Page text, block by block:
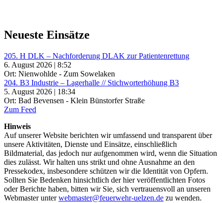
Neueste Einsätze
205. H DLK – Nachforderung DLAK zur Patientenrettung
6. August 2026 | 8:52
Ort: Nienwohlde - Zum Sowelaken
204. B3 Industrie – Lagerhalle // Stichworterhöhung B3
5. August 2026 | 18:34
Ort: Bad Bevensen - Klein Bünstorfer Straße
Zum Feed
Hinweis
Auf unserer Website berichten wir umfassend und transparent über
unsere Aktivitäten, Dienste und Einsätze, einschließlich
Bildmaterial, das jedoch nur aufgenommen wird, wenn die Situation
dies zulässt. Wir halten uns strikt und ohne Ausnahme an den
Pressekodex, insbesondere schützen wir die Identität von Opfern.
Sollten Sie Bedenken hinsichtlich der hier veröffentlichten Fotos
oder Berichte haben, bitten wir Sie, sich vertrauensvoll an unseren
Webmaster unterwebmaster@feuerwehr-uelzen.de zu wenden.